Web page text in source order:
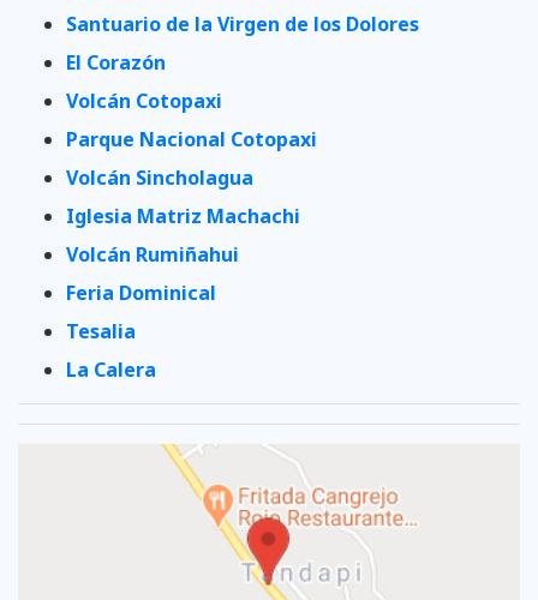
Santuario de la Virgen de los Dolores
El Corazón
Volcán Cotopaxi
Parque Nacional Cotopaxi
Volcán Sincholagua
Iglesia Matriz Machachi
Volcán Rumiñahui
Feria Dominical
Tesalia
La Calera